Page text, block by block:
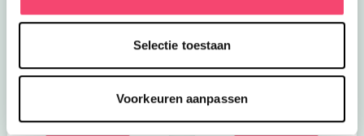
Selectie toestaan
Voorkeuren aanpassen
CODA
Bekijk nu
zomerboeken voor
Bekijk nu